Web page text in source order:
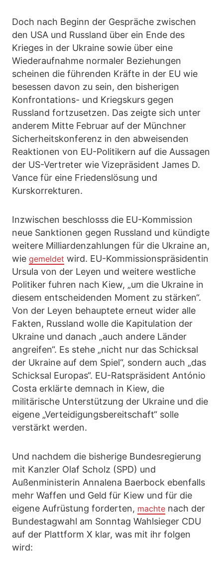
Doch nach Beginn der Gespräche zwischen
den USA und Russland über ein Ende des
Krieges in der Ukraine sowie über eine
Wiederaufnahme normaler Beziehungen
scheinen die führenden Kräfte in der EU wie
besessen davon zu sein, den bisherigen
Konfrontations- und Kriegskurs gegen
Russland fortzusetzen. Das zeigte sich unter
anderem Mitte Februar auf der Münchner
Sicherheitskonferenz in den abweisenden
Reaktionen von EU-Politikern auf die Aussagen
der US-Vertreter wie Vizepräsident James D.
Vance für eine Friedenslösung und
Kurskorrekturen.
Inzwischen beschlosss die EU-Kommission
neue Sanktionen gegen Russland und kündigte
weitere Milliardenzahlungen für die Ukraine an,
wie gemeldet wird. EU-Kommissionspräsidentin
Ursula von der Leyen und weitere westliche
Politiker fuhren nach Kiew, „um die Ukraine in
diesem entscheidenden Moment zu stärken“.
Von der Leyen behauptete erneut wider alle
Fakten, Russland wolle die Kapitulation der
Ukraine und danach „auch andere Länder
angreifen“. Es stehe „nicht nur das Schicksal
der Ukraine auf dem Spiel“, sondern auch „das
Schicksal Europas“. EU-Ratspräsident António
Costa erklärte demnach in Kiew, die
militärische Unterstützung der Ukraine und die
eigene „Verteidigungsbereitschaft“ solle
verstärkt werden.
Und nachdem die bisherige Bundesregierung
mit Kanzler Olaf Scholz (SPD) und
Außenministerin Annalena Baerbock ebenfalls
mehr Waffen und Geld für Kiew und für die
eigene Aufrüstung forderten, machte nach der
Bundestagwahl am Sonntag Wahlsieger CDU
auf der Plattform X klar, was mit ihr folgen
wird: